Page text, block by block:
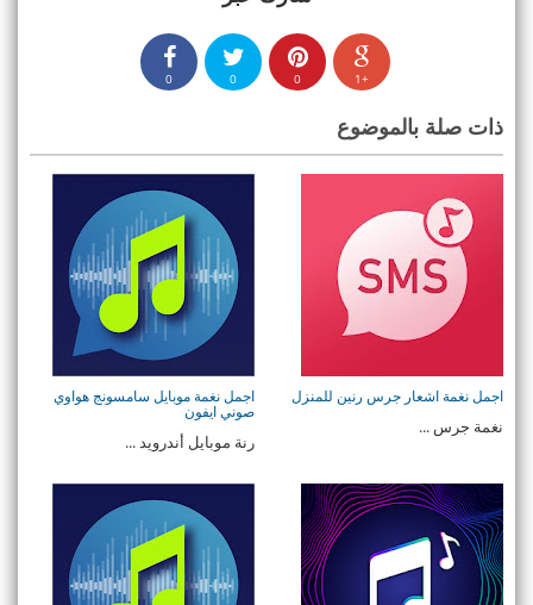
0 0 0 +1
ذات صلة بالموضوع
اجمل نغمة اشعار جرس رنين للمنزل
نغمة جرس ...
اجمل نغمة موبايل سامسونج هواوي
صوني ايفون
رنة موبايل أندرويد ...